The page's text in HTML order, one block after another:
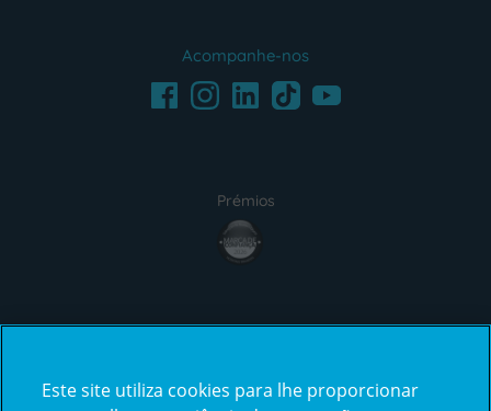
Acompanhe-nos
FacebookInstagramLinkedInTikTokYoutube
Prémios
award4
certification2certification3
Este site utiliza cookies para lhe proporcionar